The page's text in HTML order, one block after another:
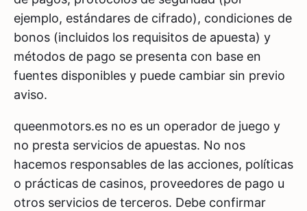
ejemplo, estándares de cifrado), condiciones de
bonos (incluidos los requisitos de apuesta) y
métodos de pago se presenta con base en
fuentes disponibles y puede cambiar sin previo
aviso.
queenmotors.es no es un operador de juego y
no presta servicios de apuestas. No nos
hacemos responsables de las acciones, políticas
o prácticas de casinos, proveedores de pago u
otros servicios de terceros. Debe confirmar